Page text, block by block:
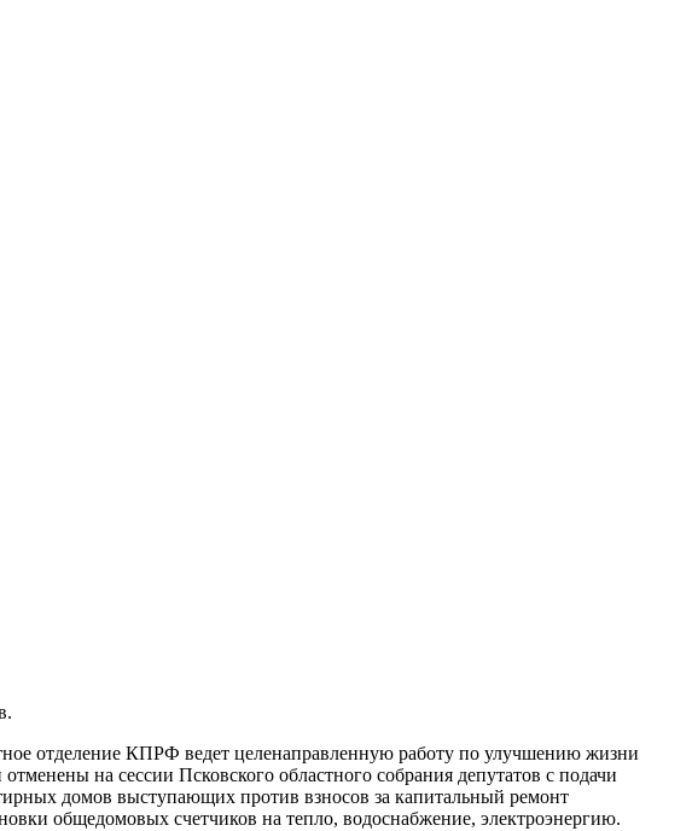
отделение КПРФ ведет целенаправленную работу по улучшению жизни
на сессии Псковского областного собрания депутатов с подачи
домов выступающих против взносов за капитальный ремонт
общедомовых счетчиков на тепло, водоснабжение, электроэнергию.